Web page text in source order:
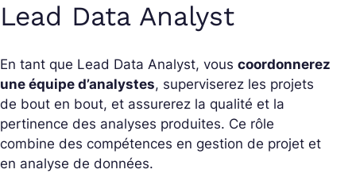
Lead Data Analyst
En tant que Lead Data Analyst, vous coordonnerez
une équipe d’analystes, superviserez les projets
de bout en bout, et assurerez la qualité et la
pertinence des analyses produites. Ce rôle
combine des compétences en gestion de projet et
en analyse de données.